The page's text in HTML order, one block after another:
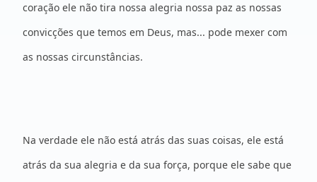
coração ele não tira nossa alegria nossa paz as nossas
convicções que temos em Deus, mas... pode mexer com
as nossas circunstâncias.
Na verdade ele não está atrás das suas coisas, ele está
atrás da sua alegria e da sua força, porque ele sabe que